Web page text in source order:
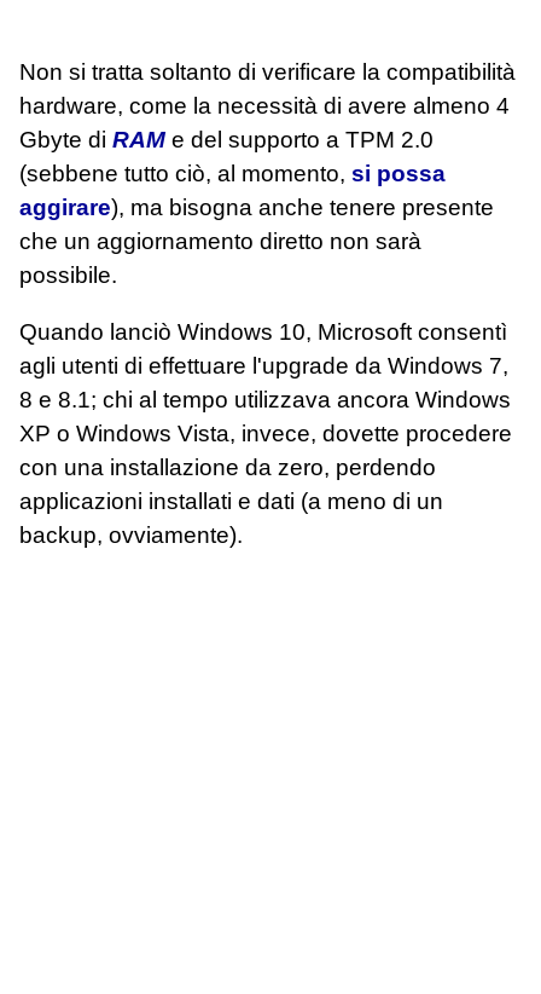
Non si tratta soltanto di verificare la compatibilità
hardware, come la necessità di avere almeno 4
Gbyte di RAM e del supporto a TPM 2.0
(sebbene tutto ciò, al momento, si possa
aggirare), ma bisogna anche tenere presente
che un aggiornamento diretto non sarà
possibile.
Quando lanciò Windows 10, Microsoft consentì
agli utenti di effettuare l'upgrade da Windows 7,
8 e 8.1; chi al tempo utilizzava ancora Windows
XP o Windows Vista, invece, dovette procedere
con una installazione da zero, perdendo
applicazioni installati e dati (a meno di un
backup, ovviamente).